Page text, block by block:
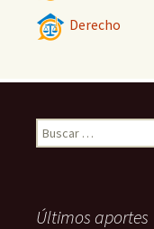
Derecho
Buscar:
Últimos aportes